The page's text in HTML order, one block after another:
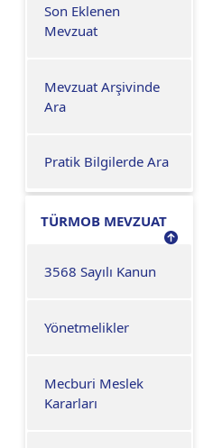
Son Eklenen
Mevzuat
Mevzuat Arşivinde
Ara
Pratik Bilgilerde Ara
TÜRMOB MEVZUAT
3568 Sayılı Kanun
Yönetmelikler
Mecburi Meslek
Kararları